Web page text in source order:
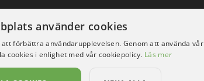
använder cookies
förbättra användarupplevelsen. Genom att använda vår
cookies i enlighet med vår cookiepolicy. Läs mer